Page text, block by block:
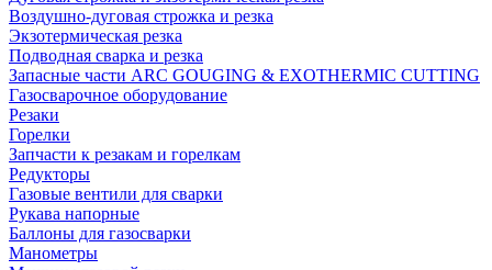
Воздушно-дуговая строжка и резка
Экзотермическая резка
Подводная сварка и резка
Запасные части ARC GOUGING & EXOTHERMIC CUTTING
Газосварочное оборудование
Резаки
Горелки
Запчасти к резакам и горелкам
Редукторы
Газовые вентили для сварки
Рукава напорные
Баллоны для газосварки
Манометры